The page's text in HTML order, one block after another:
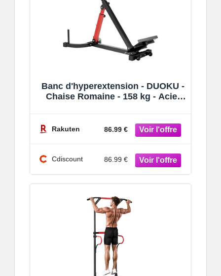
Banc d'hyperextension - DUOKU -
Chaise Romaine - 158 kg - Acier
Rakuten 86.99 €
Cdiscount 86.99 €